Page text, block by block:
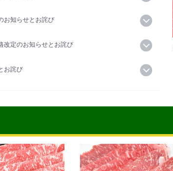
お知らせとお詫び
改定のお知らせとお詫び
お詫び